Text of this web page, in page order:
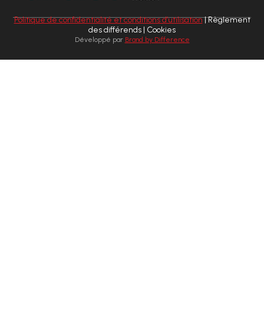
Politique de confidentialité et conditions d’utilisation| Règlement
des différends | Cookies
Développé par Brand by Difference